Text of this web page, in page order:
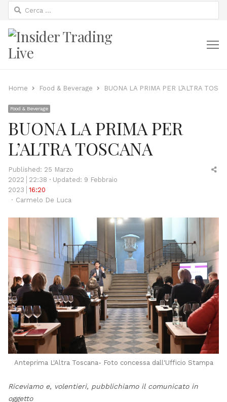
Ricerca
per:
Home Food & Beverage BUONA LA PRIMA PER L’ALTRA
Food & Beverage
BUONA LA PRIMA PER
L’ALTRA TOSCANA
Published: 25 Marzo
2022
22:38
Updated: 9 Febbraio
2023
16:20
Author
Carmelo De Luca
Anteprima L'Altra Toscana- Foto concessa dall'Ufficio Stampa
Riceviamo e, volentieri, pubblichiamo il comunicato in
oggetto